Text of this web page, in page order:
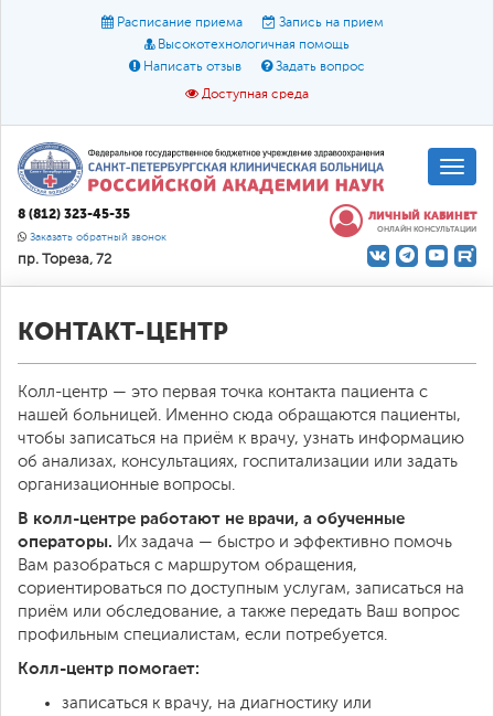
Расписание приема
Запись на прием
Высокотехнологичная помощь
Написать отзыв
Задать вопрос
Доступная среда
Размер шрифта: A A A
Цвет:
О доступной среде
8 (812) 323-45-35
Заказать обратный звонок
пр. Тореза, 72
ЛИЧНЫЙ КАБИНЕТ
ОНЛАЙН КОНСУЛЬТАЦИИ
КОНТАКТ-ЦЕНТР
Колл-центр — это первая точка контакта пациента с
нашей больницей. Именно сюда обращаются пациенты,
чтобы записаться на приём к врачу, узнать информацию
об анализах, консультациях, госпитализации или задать
организационные вопросы.
В колл-центре работают не врачи, а обученные
операторы. Их задача — быстро и эффективно помочь
Вам разобраться с маршрутом обращения,
сориентироваться по доступным услугам, записаться на
приём или обследование, а также передать Ваш вопрос
профильным специалистам, если потребуется.
Колл-центр помогает:
записаться к врачу, на диагностику или